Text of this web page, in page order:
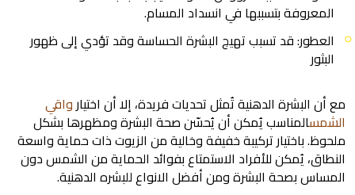
المعروفة بتسببها في انسداد المسام.
العطور: قد تسبب تهيج البشرة الحساسة وقد تؤدي إلى ظهور
البثور
مع أن البشرة الدهنية تُمثل تحديات فريدة، إلا أن اختيارواقي
الشمسالمناسب يُمكن أن يُحسّن صحة البشرة ومظهرها بشكل
ملحوظ. باختيار تركيبة خفيفة وخالية من الزيوت ذات حماية واسعة
النطاق، يُمكن للأفراد الاستمتاع بفوائد الحماية من الشمس دون
المساس بصحة البشرة ومن أفضل الانواع للبشره الدهنية.